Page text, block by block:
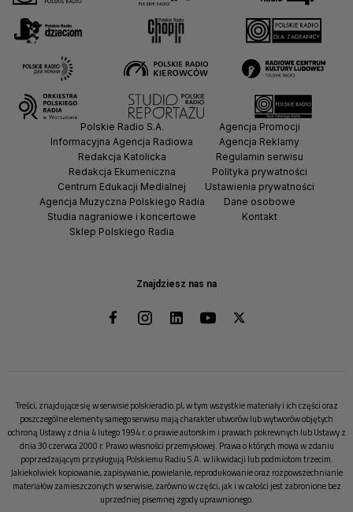
Znajdziesz nas na
Polskie Radio S.A.
Informacyjna Agencja Radiowa
Redakcja Katolicka
Redakcja Ekumeniczna
Centrum Edukacji Medialnej
Agencja Muzyczna Polskiego Radia
Studia nagraniowe i koncertowe
Sklep Polskiego Radia
Agencja Promocji
Agencja Reklamy
Regulamin serwisu
Polityka prywatności
Ustawienia prywatności
Dane osobowe
Kontakt
Treści, znajdujące się w serwisie polskieradio.pl, w tym wszystkie materiały i ich części oraz
poszczególne elementy samego serwisu mają charakter utworów lub wytworów objętych
ochroną Ustawy z dnia 4 lutego 1994 r. o prawie autorskim i prawach pokrewnych lub Ustawy z
dnia 30 czerwca 2000 r. Prawo własności przemysłowej. Prawa o których mowa w zdaniu
poprzedzającym przysługują Polskiemu Radiu S.A. w likwidacji lub podmiotom trzecim.
Jakiekolwiek kopiowanie, zapisywanie, powielanie, reprodukowanie oraz rozpowszechnianie
materiałów zamieszczonych w serwisie, zarówno w części, jak i w całości jest zabronione bez
uprzedniej pisemnej zgody uprawnionego.